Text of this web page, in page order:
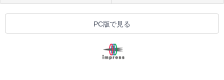
PC版で見る